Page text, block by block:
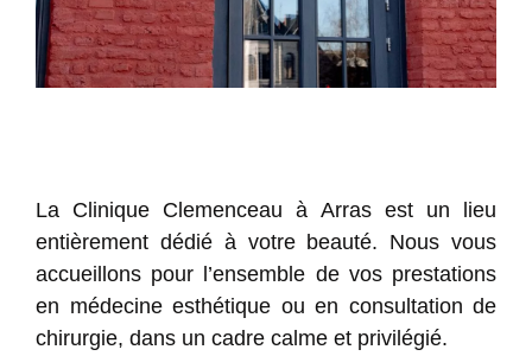
La Clinique Clemenceau à Arrasest un lieu
entièrement dédié à votre beauté. Nous vous
accueillons pour l’ensemble de vos prestations
en médecine esthétique ou en consultation de
chirurgie, dans un cadre calme et privilégié.